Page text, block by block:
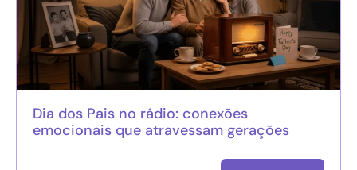
Dia dos Pais no rádio: conexões
emocionais que atravessam gerações